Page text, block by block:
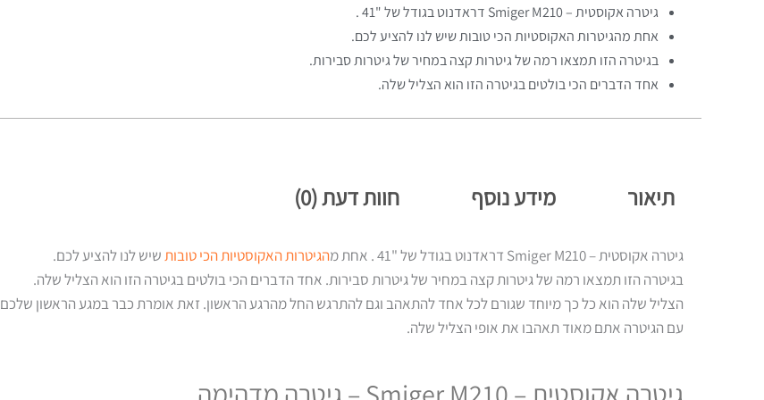
גיטרה אקוסטית – Smiger M210 דראדנוט בגודל של "41 .
אחת מהגיטרות האקוסטיות הכי טובות שיש לנו להציע לכם.
בגיטרה הזו תמצאו רמה של גיטרות קצה במחיר של גיטרות סבירות.
אחד הדברים הכי בולטים בגיטרה הזו הוא הצליל שלה.
תיאור מידע נוסף חוות דעת (0)
גיטרה אקוסטית – Smiger M210 דראדנוט בגודל של "41 . אחת מ הגיטרות האקוסטיות הכי טובותשיש לנו להציע לכם.
בגיטרה הזו תמצאו רמה של גיטרות קצה במחיר של גיטרות סבירות. אחד הדברים הכי בולטים בגיטרה הזו הוא הצליל שלה.
הצליל שלה הוא כל כך מיוחד שגורם לכל אחד להתאהב וגם להתרגש החל מהרגע הראשון. זאת אומרת כבר במגע הראשון שלכם
עם הגיטרה אתם מאוד תאהבו את אופי הצליל שלה.